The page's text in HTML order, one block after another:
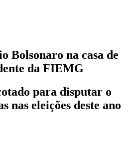
Bolsonaro na casa de
da FIEMG
para disputar o
nas eleições deste ano